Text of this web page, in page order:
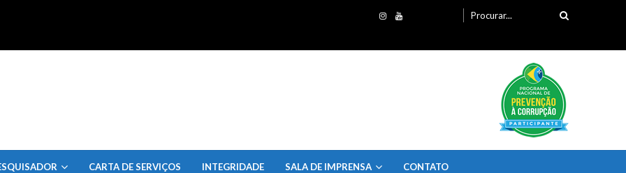
por:
CARTA DE SERVIÇOS INTEGRIDADE SALA DE IMPRENSA CONTATO